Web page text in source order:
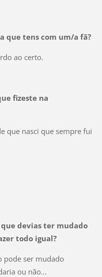
que tens com um/a fã?
ao certo.
fizeste na
que nasci que sempre fui
devias ter mudado
todo igual?
pode ser mudado
ou não...